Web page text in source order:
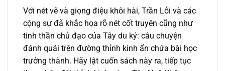
Với nét vẽ và giọng điệu khôi hài, Trần Lỗi và các
cộng sự đã khắc họa rõ nét cốt truyện cũng như
tinh thần chủ đạo của Tây du ký: câu chuyện
đánh quái trên đường thỉnh kinh ẩn chứa bài học
trưởng thành. Hãy lật cuốn sách này ra, tiếp tục